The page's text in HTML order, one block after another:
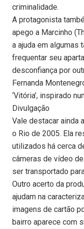
criminalidade.
A protagonista
apego a Marcinho
a ajuda em algumas
frequentar seu
desconfiança por
Fernanda
‘Vitória’, inspirado
Divulgação
Vale destacar ainda
o Rio de 2005. Ela
utilizados há cerca
câmeras de vídeo
ser transportado
Outro acerto da
ajudam na
imagens de cartão
bairro aparece com